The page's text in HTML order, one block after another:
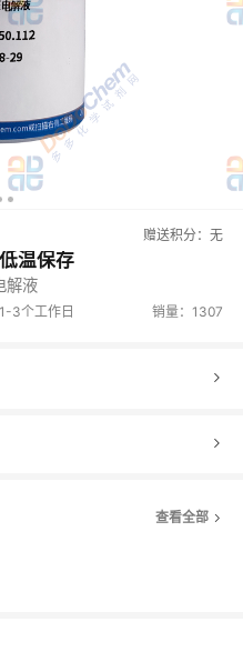
赠送积分：无
温保存
解液
3个工作日 销量：1307
查看全部